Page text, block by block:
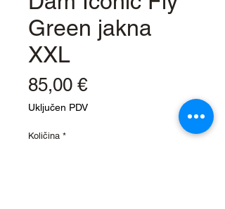
Green jakna
XXL
85,00 €Cijena
Uključen PDV
Količina *